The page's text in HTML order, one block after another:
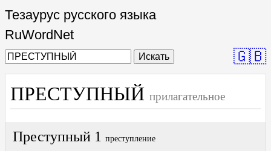
Тезаурус русского языка
RuWordNet
Искать 🇬🇧
ПРЕСТУПНЫЙ прилагательное
Преступный 1 преступление